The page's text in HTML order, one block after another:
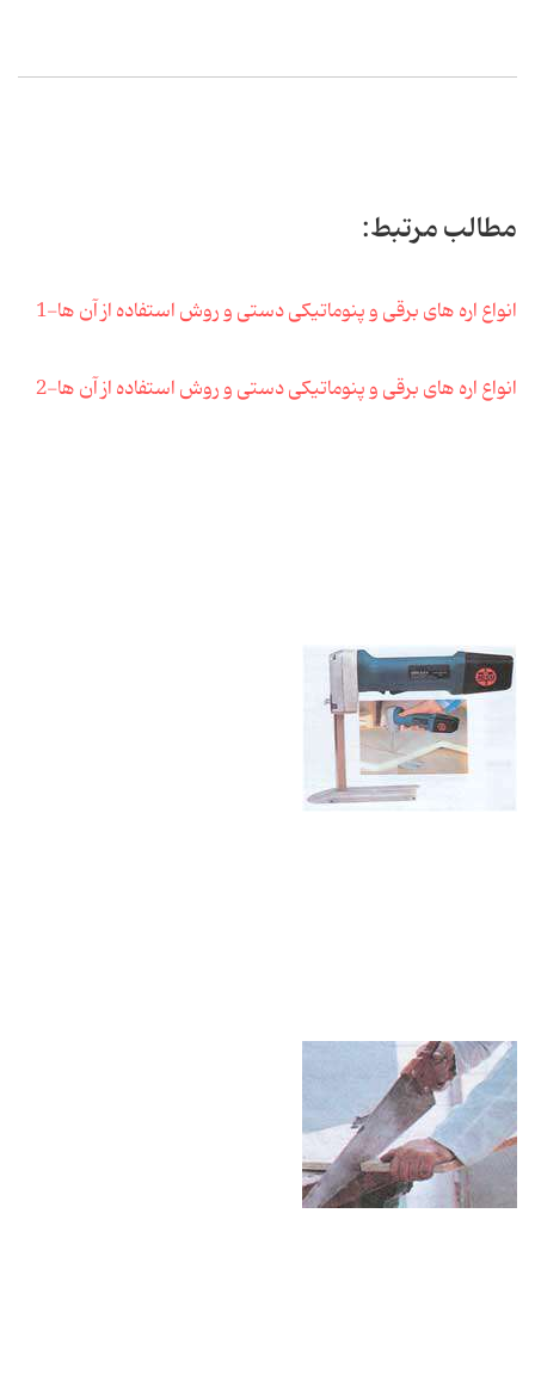
مطالب مرتبط:
انواع اره های برقی و پنوماتیکی دستی و روش استفاده از آن ها-1
انواع اره های برقی و پنوماتیکی دستی و روش استفاده از آن ها-2